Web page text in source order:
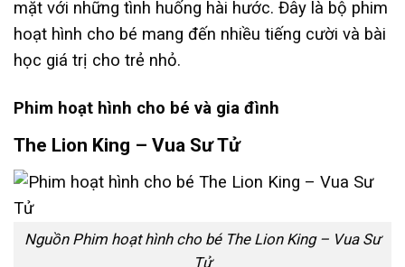
mặt với những tình huống hài hước. Đây là bộ phim
hoạt hình cho bé mang đến nhiều tiếng cười và bài
học giá trị cho trẻ nhỏ.
Phim hoạt hình cho bé và gia đình
The Lion King – Vua Sư Tử
Nguồn Phim hoạt hình cho bé The Lion King – Vua Sư
Tử